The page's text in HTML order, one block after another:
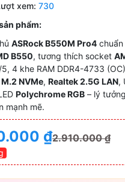
xem: 730
phẩm:
ASRock B550M Pro4
B550, tương thích socket
4 khe RAM DDR4-4733
NVMe, Realtek 2.5G LAN,
Polychrome RGB – lý
mạnh mẽ.
2.910.000₫
₫